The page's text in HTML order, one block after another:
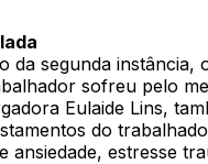
da segunda
sofreu pelo
Eulaide Lins,
do
ansiedade, estresse